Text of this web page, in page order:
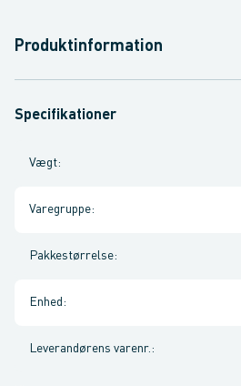
Produktinformation
Specifikationer
Vægt:
Varegruppe:
Pakkestørrelse:
Enhed :
Leverandørens varenr. :